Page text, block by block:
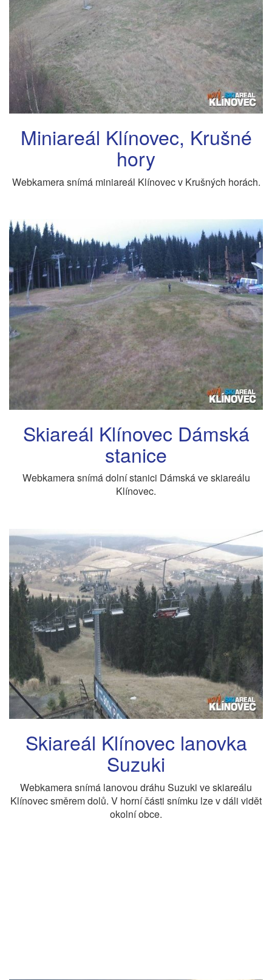
Miniareál Klínovec, Krušné
hory
Webkamera snímá miniareál Klínovec v Krušných horách.
Skiareál Klínovec Dámská
stanice
Webkamera snímá dolní stanici Dámská ve skiareálu
Klínovec.
Skiareál Klínovec lanovka
Suzuki
Webkamera snímá lanovou dráhu Suzuki ve skiareálu
Klínovec směrem dolů. V horní části snímku lze v dáli vidět
okolní obce.